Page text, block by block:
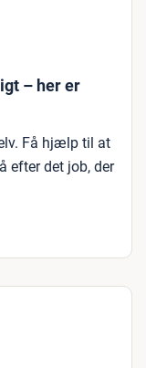
– her er
Få hjælp til at
efter det job, der